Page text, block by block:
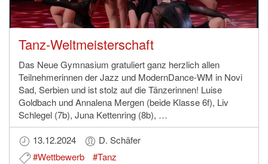
Tanz-Weltmeisterschaft
Das Neue Gymnasium gratuliert ganz herzlich allen
Teilnehmerinnen der Jazz und ModernDance-WM in Novi
Sad, Serbien und ist stolz auf die Tänzerinnen! Luise
Goldbach und Annalena Mergen (beide Klasse 6f), Liv
Schlegel (7b), Juna Kettenring (8b), …
13.12.2024
D. Schäfer
#Wettbewerb
#Tanz